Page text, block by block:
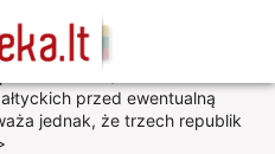
bałtyckich przed
uważa jednak, że
przed ewentualną
jednak, że trzech republik